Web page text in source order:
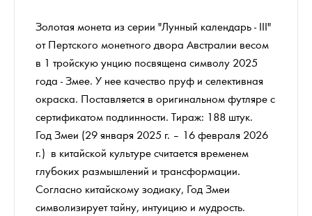
Золотая монета из серии "Лунный календарь - III"
от Пертского монетного двора Австралии весом
в 1 тройскую унцию посвящена символу 2025
года - Змее. У нее качество пруф и селективная
окраска. Поставляется в оригинальном футляре с
сертификатом подлинности. Тираж: 188 штук.
Год Змеи (29 января 2025 г. – 16 февраля 2026
г.) в китайской культуре считается временем
глубоких размышлений и трансформации.
Согласно китайскому зодиаку, Год Змеи
символизирует тайну, интуицию и мудрость.